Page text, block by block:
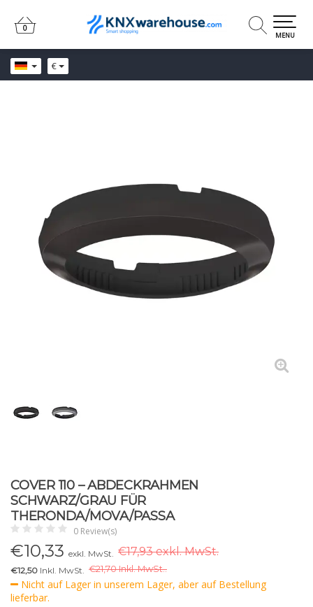
€
0
0
MENU
COVER 110 – ABDECKRAHMEN
SCHWARZ/GRAU FÜR
THERONDA/MOVA/PASSA
0 Review(s)
€10,33 exkl. MwSt. €17,93 exkl. MwSt.
€12,50 Inkl. MwSt. €21,70 Inkl. MwSt..
Nicht auf Lager in unserem Lager, aber auf Bestellung
lieferbar.